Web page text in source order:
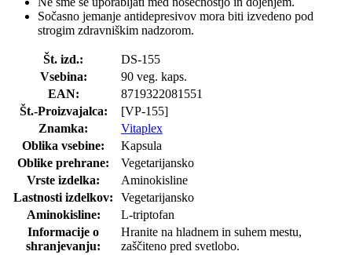
Sočasno jemanje antidepresivov mora biti izvedeno pod
strogim zdravniškim nadzorom.
Št. izd.:
DS-155
Vsebina:
90 veg. kaps.
EAN:
8719322081551
Št.-Proizvajalca:
[VP-155]
Znamka:
Vitaplex
Oblika vsebine:
Kapsula
Oblike prehrane:
Vegetarijansko
Vrste izdelka:
Aminokisline
Lastnosti izdelkov:
Vegetarijansko
Aminokisline:
L-triptofan
Informacije o
shranjevanju:
Hranite na hladnem in suhem mestu,
zaščiteno pred svetlobo.